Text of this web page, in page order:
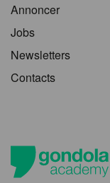
Annoncer
Jobs
Newsletters
Contacts